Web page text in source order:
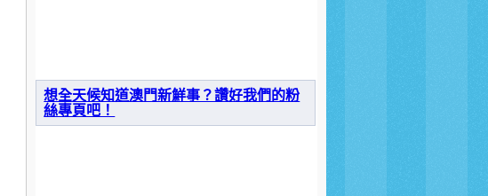
想全天候知道澳門新鮮事？讚好我們的粉
絲專頁吧！